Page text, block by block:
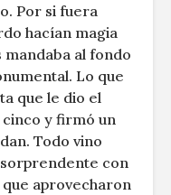
Por si fuera
hacían magia
al fondo
Lo que
que le dio el
y firmó un
Todo vino
con
que aprovecharon